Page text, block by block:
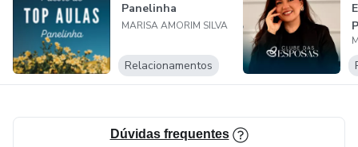
Panelinha
MARISA AMORIM SILVA
Relacionamentos
Dúvidas frequentes